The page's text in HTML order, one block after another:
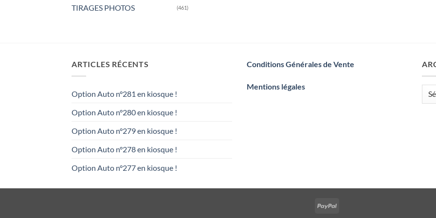
TIRAGES PHOTOS (461)
ARTICLES RÉCENTS
Option Auto n°281 en kiosque !
Option Auto n°280 en kiosque !
Option Auto n°279 en kiosque !
Option Auto n°278 en kiosque !
Option Auto n°277 en kiosque !
Conditions Générales de Vente
Mentions légales
PayPal